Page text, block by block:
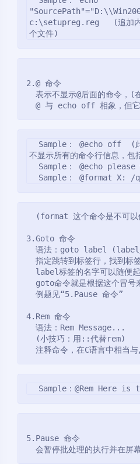
c:\setupreg.reg   (追加
个文件)
2.@ 命令
表示不显示@后面的命令，(
@ 与 echo off 相象，但它
不显示所有的命令行信息，包
Sample： @echo
Sample： @format X:
(format 这个命令是不可以
3.Goto 命令
语法：goto label (label
指定跳转到标签行，找到标
label标签的名字可以随便
goto命令就是根据这个冒号
  例题见“5.Pause 命令”
4.Rem 命令
  语法：Rem Message...
  (小技巧：用::代替rem)
注释命令，在C语言中相当
Sample：@Rem Here is
5.Pause 命令
会暂停批处理的执行并在